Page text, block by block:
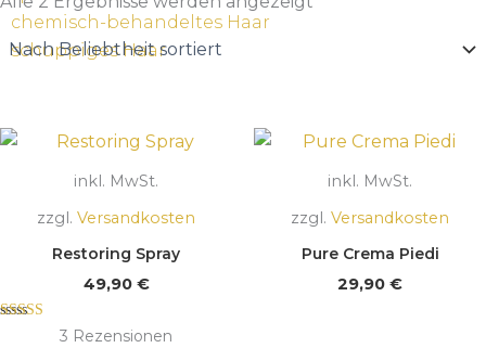
chemisch-behandeltes Haar
schuppiges Haar
inkl. MwSt.
zzgl. Versandkosten
Restoring Spray
49,90 €
Bewertet mit
3 Rezensionen
inkl. MwSt.
zzgl. Versandkosten
Pure Crema Piedi
29,90 €